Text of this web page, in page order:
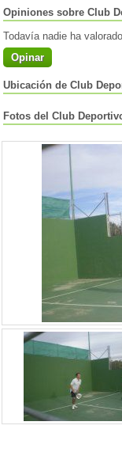
Opiniones sobre Club
Todavía nadie ha
Opinar
Ubicación de Club
Fotos del Club